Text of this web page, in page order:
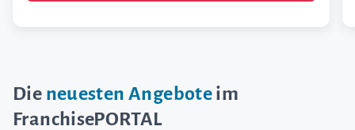
Die neuesten Angeboteim
FranchisePORTAL